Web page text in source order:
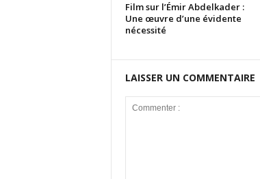
Film sur l’Émir Abdelkader :
Une œuvre d’une évidente
nécessité
LAISSER UN COMMENTAIRE